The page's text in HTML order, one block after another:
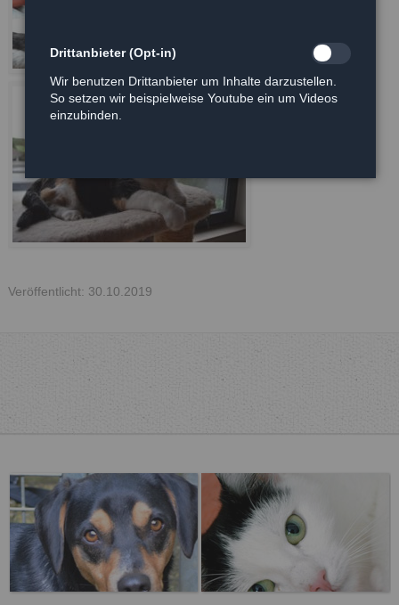
Veröffentlicht: 30.10.2019
Drittanbieter (Opt-in)
Wir benutzen Drittanbieter um Inhalte darzustellen.
So setzen wir beispielweise Youtube ein um Videos
einzubinden.